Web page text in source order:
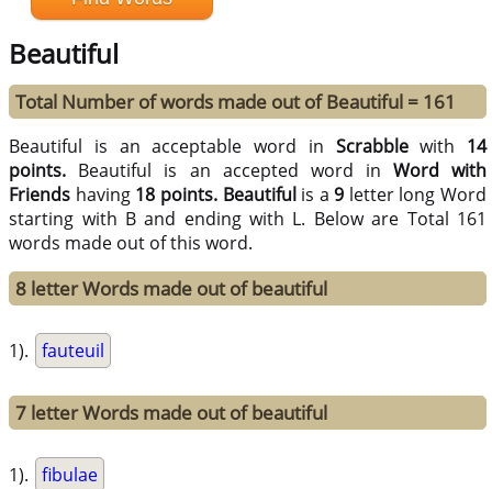
Beautiful
Total Number of words made out of Beautiful = 161
Beautiful is an acceptable word in Scrabblewith 14
points. Beautiful is an accepted word in Word with
Friends having 18 points. Beautifulis a9 letter long Word
starting with B and ending with L. Below are Total 161
words made out of this word.
8 letter Words made out of beautiful
1). fauteuil
7 letter Words made out of beautiful
1). fibulae